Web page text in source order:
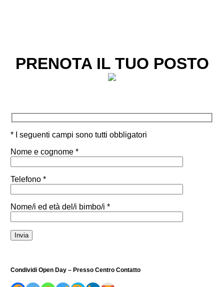
PRENOTA IL TUO POSTO
* I seguenti campi sono tutti obbligatori
Nome e cognome *
Telefono *
Nome/i ed età del/i bimbo/i *
Condividi Open Day – Presso Centro Contatto